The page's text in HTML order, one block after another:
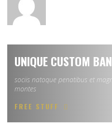
UNIQUE CUSTOM
sociis natoque penatibus et
montes
FREE STUFF